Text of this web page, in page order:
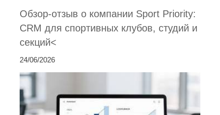
Обзор-отзыв о компании Sport Priority:
CRM для спортивных клубов, студий и
секций<
24/06/2026